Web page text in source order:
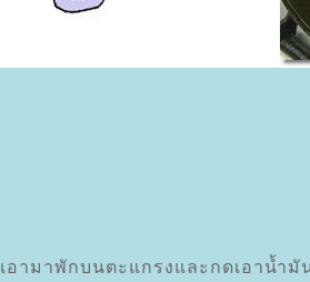
เอามาพักบนตะแกรงและกดเอาน้ำ